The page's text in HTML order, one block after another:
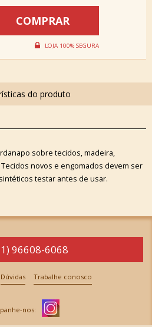
sobre tecidos, madeira,
novos e engomados devem ser
testar antes de usar.
96608-6068
Dúvidas Trabalhe conosco